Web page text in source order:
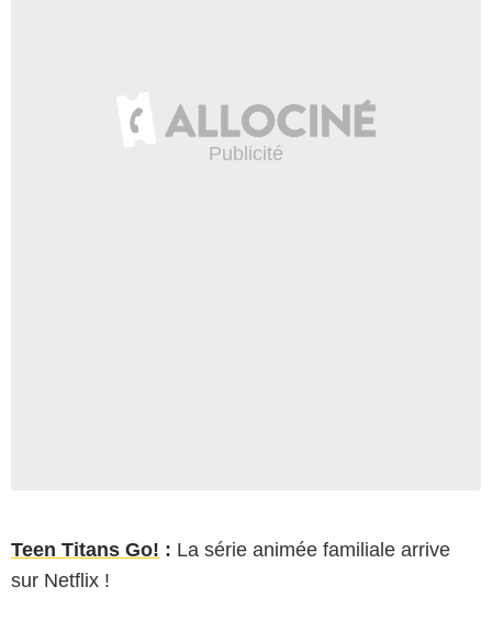
Teen Titans Go! : La série animée familiale arrive
sur Netflix !